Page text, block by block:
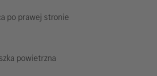
po prawej stronie
powietrzna